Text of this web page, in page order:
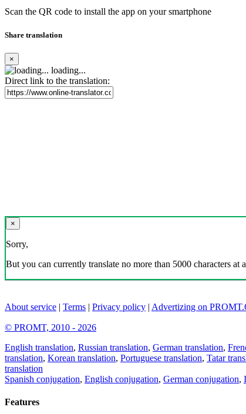
Scan the QR code to install the app on your smartphone
Share translation
×
loading...
Direct link to the translation:
×
Sorry,
But you can currently translate no more than 5000 characters at
About service | Terms | Privacy policy | Advertizing on
© PROMT, 2010 - 2026
English translation, Russian translation, German translation,
translation, Korean translation, Portuguese translation, Tatar
translation
Spanish conjugation, English conjugation, German conjugation,
Features